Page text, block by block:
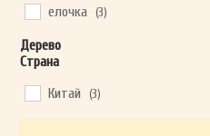
елочка
(3)
Дерево
Страна
Китай
(3)